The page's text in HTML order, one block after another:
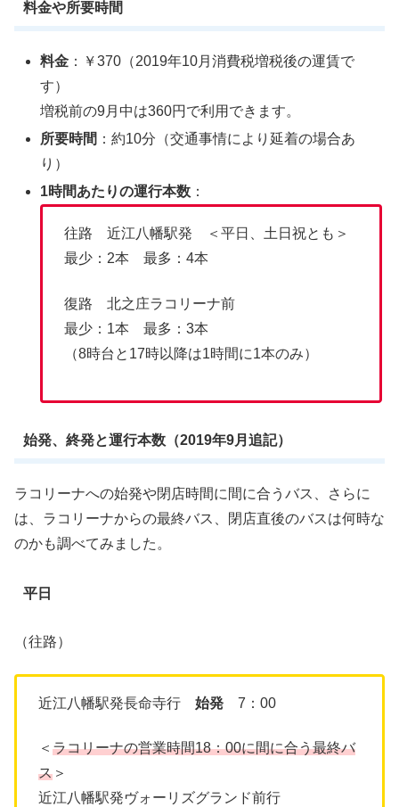
料金や所要時間
料金 ：￥370（2019年10月消費税増税後の運賃で
す）
増税前の9月中は360円で利用できます。
所要時間 ：約10分（交通事情により延着の場合あ
り）
1時間あたりの運行本数 ：
往路 近江八幡駅発 ＜平日、土日祝とも＞
最少：2本 最多：4本
復路 北之庄ラコリーナ前
最少：1本 最多：3本
（8時台と17時以降は1時間に1本のみ）
始発、終発と運行本数（2019年9月追記）
ラコリーナへの始発や閉店時間に間に合うバス、さらに
は、ラコリーナからの最終バス、閉店直後のバスは何時な
のかも調べてみました。
平日
（往路）
近江八幡駅発長命寺行 始発 7：00
＜ ラコリーナの営業時間18：00に間に合う最終バ
ス ＞
近江八幡駅発ヴォーリズグランド前行